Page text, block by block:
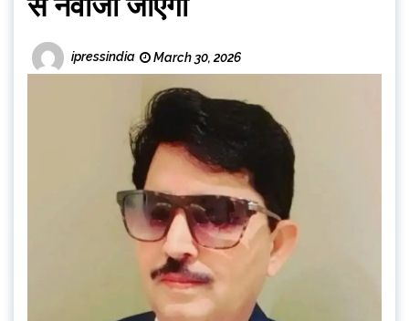
ipressindia March 30, 2026